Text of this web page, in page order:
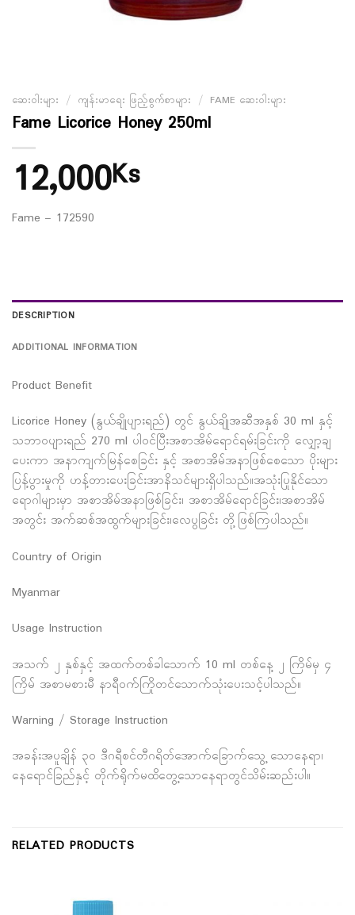
ဆေးဝါးများ / ကျန်းမာရေး ဖြည့်စွက်စာများ / FAME ဆေးဝါးများ
Fame Licorice Honey 250ml
12,000Ks
Fame – 172590
DESCRIPTION
ADDITIONAL INFORMATION
Product Benefit
Licorice Honey (နွယ်ချိုပျားရည်) တွင် နွယ်ချိုအဆီအနှစ် 30 ml နှင့်
သဘာဝပျားရည် 270 ml ပါဝင်ပြီးအစာအိမ်ရောင်ရမ်းခြင်းကို လျှော့ချ
ပေးကာ အနာကျက်မြန်စေခြင်း နှင့် အစာအိမ်အနာဖြစ်စေသော ပိုးများ
ပြန့်ပွားမှုကို ဟန့်တားပေးခြင်းအာနိသင်များရှိပါသည်။အသုံးပြုနိုင်သော
ရောဂါများမှာ အစာအိမ်အနာဖြစ်ခြင်း၊ အစာအိမ်ရောင်ခြင်း၊အစာအိမ်
အတွင်း အက်ဆစ်အထွက်များခြင်း၊လေပွခြင်း တို့ဖြစ်ကြပါသည်။
Country of Origin
Myanmar
Usage Instruction
အသက် ၂ နှစ်နှင့် အထက်တစ်ခါသောက် 10 ml တစ်နေ့ ၂ ကြိမ်မှ ၄
ကြိမ် အစာမစားမီ နာရီဝက်ကြိုတင်သောက်သုံးပေးသင့်ပါသည်။
Warning / Storage Instruction
အခန်းအပူချိန် ၃၀ ဒီဂရီစင်တီဂရိတ်အောက်ခြောက်သွေ့ သောနေရာ၊
နေရောင်ခြည်နှင့် တိုက်ရိုက်မထိတွေ့သောနေရာတွင်သိမ်းဆည်းပါ။
RELATED PRODUCTS